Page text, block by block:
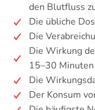
den Blutfluss
Die übliche
Die
Die Wirkung
15–30
Die
Der Konsum